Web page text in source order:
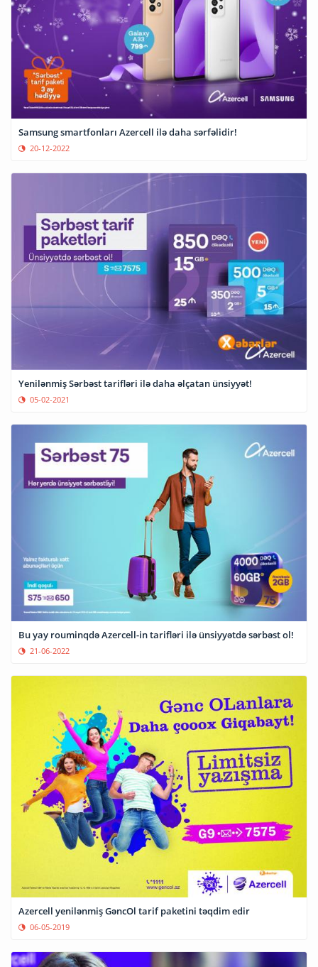
Samsung smartfonları Azercell ilə daha sərfəlidir!
20-12-2022
Yenilənmiş Sərbəst tarifləri ilə daha əlçatan ünsiyyət!
05-02-2021
Bu yay rouminqdə Azercell-in tarifləri ilə ünsiyyətdə sərbəst ol!
21-06-2022
Azercell yenilənmiş GəncOl tarif paketini təqdim edir
06-05-2019